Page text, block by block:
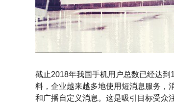
截止2018年我国手机用户总数已经达
料，企业越来越多地使用短消息服务，
和广播自定义消息。这是吸引目标受众